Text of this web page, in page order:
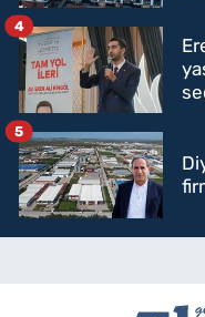
4
5